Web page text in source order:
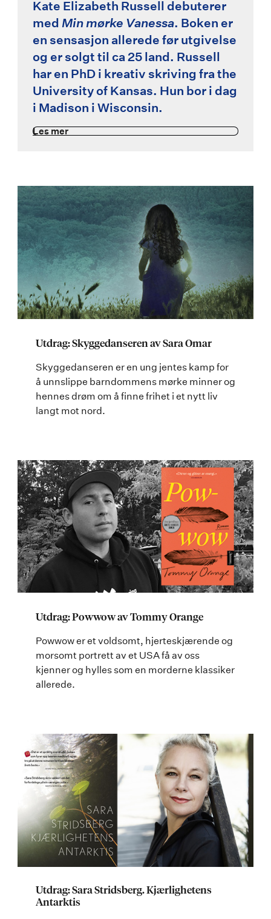
Kate Elizabeth Russell debuterer
med Min mørke Vanessa. Boken er
en sensasjon allerede før utgivelse
og er solgt til ca 25 land. Russell
har en PhD i kreativ skriving fra the
University of Kansas. Hun bor i dag
i Madison i Wisconsin.
Les mer
Utdrag: Skyggedanseren av Sara Omar
Skyggedanseren er en ung jentes kamp for
å unnslippe barndommens mørke minner og
hennes drøm om å finne frihet i et nytt liv
langt mot nord.
Utdrag: Powwow av Tommy Orange
Powwow er et voldsomt, hjerteskjærende og
morsomt portrett av et USA få av oss
kjenner og hylles som en morderne klassiker
allerede.
Utdrag: Sara Stridsberg. Kjærlighetens
Antarktis